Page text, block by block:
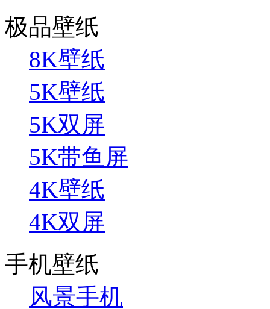
极品壁纸
8K壁纸
5K壁纸
5K双屏
5K带鱼屏
4K壁纸
4K双屏
手机壁纸
风景手机